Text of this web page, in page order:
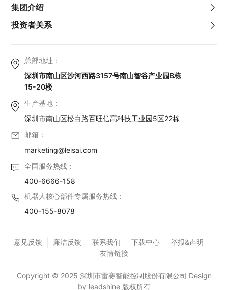
总部地址：
深圳市南山区沙河西路3157号南山智谷产业园B栋
15-20楼
生产基地：
深圳市南山区松白路百旺信高科技工业园5区22栋
邮箱：
marketing@leisai.com
全国服务热线：
400-6666-158
机器人核心部件专属服务热线：
400-155-8078
集团介绍
投资者关系
意见反馈 廉洁反馈 联系我们 下载中心
举报&声明
友情链接
Copyright © 2025 深圳市雷赛智能控制股份有限公司 Design
by leadshine 版权所有